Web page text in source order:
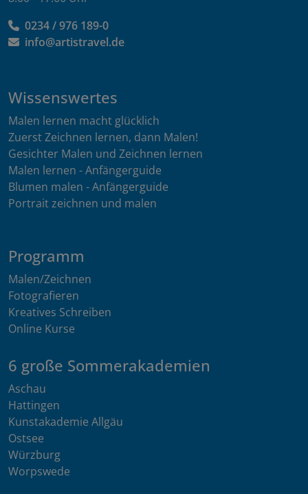
0234 / 976 189-0
info@artistravel.de
Wissenswertes
Malen lernen macht glücklich
Zuerst Zeichnen lernen, dann Malen!
Gesichter Malen und Zeichnen lernen
Malen lernen - Anfängerguide
Blumen malen - Anfängerguide
Portrait zeichnen und malen
Programm
Malen/Zeichnen
Fotografieren
Kreatives Schreiben
Online Kurse
6 große Sommerakademien
Aschau
Hattingen
Kunstakademie Allgäu
Ostsee
Würzburg
Worpswede